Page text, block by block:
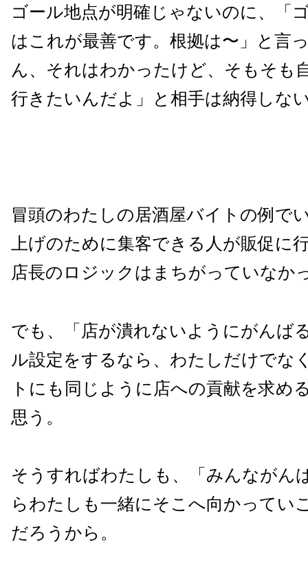
ゴール地点が明確じゃないのに、「
はこれが最善です。根拠は〜」と言
ん、それはわかったけど、そもそも
行きたいんだよ」と相手は納得しな
冒頭のわたしの居酒屋バイトの例で
上げのために集客できる人が販促に
店長のロジックはまちがっていなか
でも、「店が潰れないようにがんば
ル設定をするなら、わたしだけでな
トにも同じように店への貢献を求め
思う。
そうすればわたしも、「みんながん
らわたしも一緒にそこへ向かってい
だろうから。